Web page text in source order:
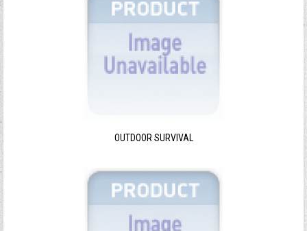
OUTDOOR SURVIVAL
Να με θυμάσαι